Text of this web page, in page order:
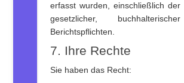
erfasst wurden, einschließlich der
gesetzlicher,
Berichtspflichten.
7. Ihre Rechte
Sie haben das Recht: